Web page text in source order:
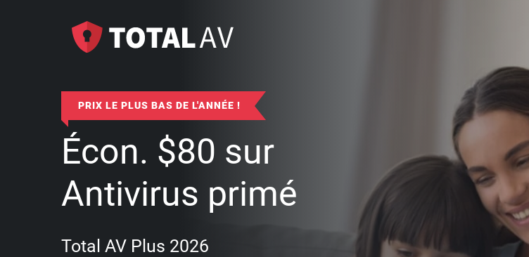
PRIX LE PLUS BAS DE L'ANNÉE !
Écon. $80 sur
Antivirus primé
Total AV Plus 2026